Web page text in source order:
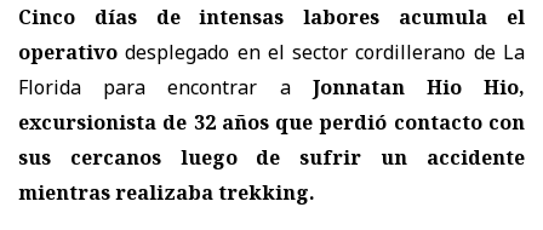
Cinco días de intensas labores acumula el
operativo desplegado en el sector cordillerano de La
Florida para encontrar a Jonnatan Hio Hio,
excursionista de 32 años que perdió contacto con
sus cercanos luego de sufrir un accidente
mientras realizaba trekking.